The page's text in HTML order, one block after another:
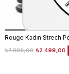
₺2.499,00
₺7.998,00